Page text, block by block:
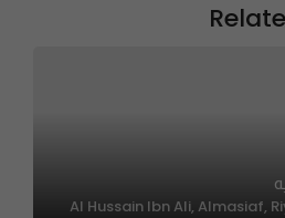
3794 Al Hussain Ibn Ali, Almasiaf,